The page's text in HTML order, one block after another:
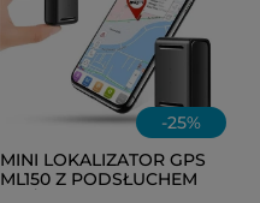
-25%
MINI LOKALIZATOR GPS
ML150 Z PODSŁUCHEM